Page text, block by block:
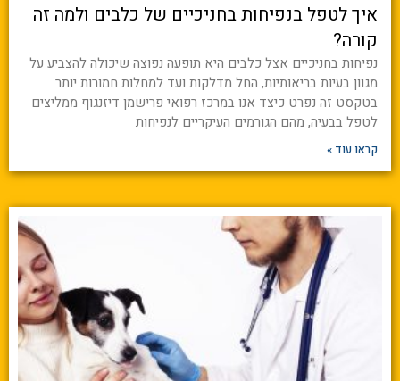
איך לטפל בנפיחות בחניכיים של כלבים ולמה זה
קורה?
נפיחות בחניכיים אצל כלבים היא תופעה נפוצה שיכולה להצביע על
מגוון בעיות בריאותיות, החל מדלקות ועד למחלות חמורות יותר.
בטקסט זה נפרט כיצד אנו במרכז רפואי פרישמן דיזנגוף ממליצים
לטפל בבעיה, מהם הגורמים העיקריים לנפיחות
קראו עוד »